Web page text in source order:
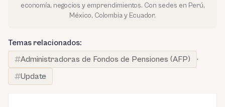
economía, negocios y emprendimientos. Con sedes en Perú,
México, Colombia y Ecuador.
Temas relacionados:
Administradoras de Fondos de Pensiones (AFP)
·
Update